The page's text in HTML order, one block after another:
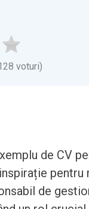
voturi)
de CV
pentru
de